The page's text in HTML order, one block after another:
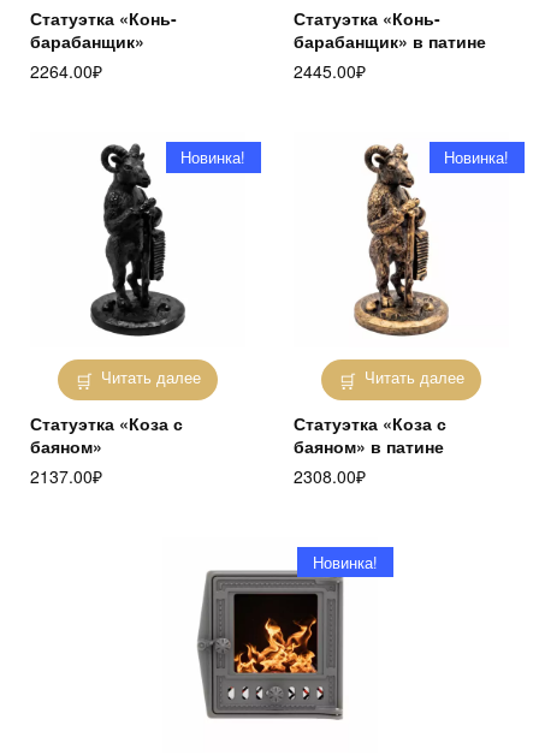
Статуэтка «Конь-
барабанщик»
2264.00₽
Статуэтка «Конь-
барабанщик» в патине
2445.00₽
Читать далее
Новинка!
Статуэтка «Коза с
баяном»
2137.00₽
Читать далее
Новинка!
Статуэтка «Коза с
баяном» в патине
2308.00₽
Новинка!